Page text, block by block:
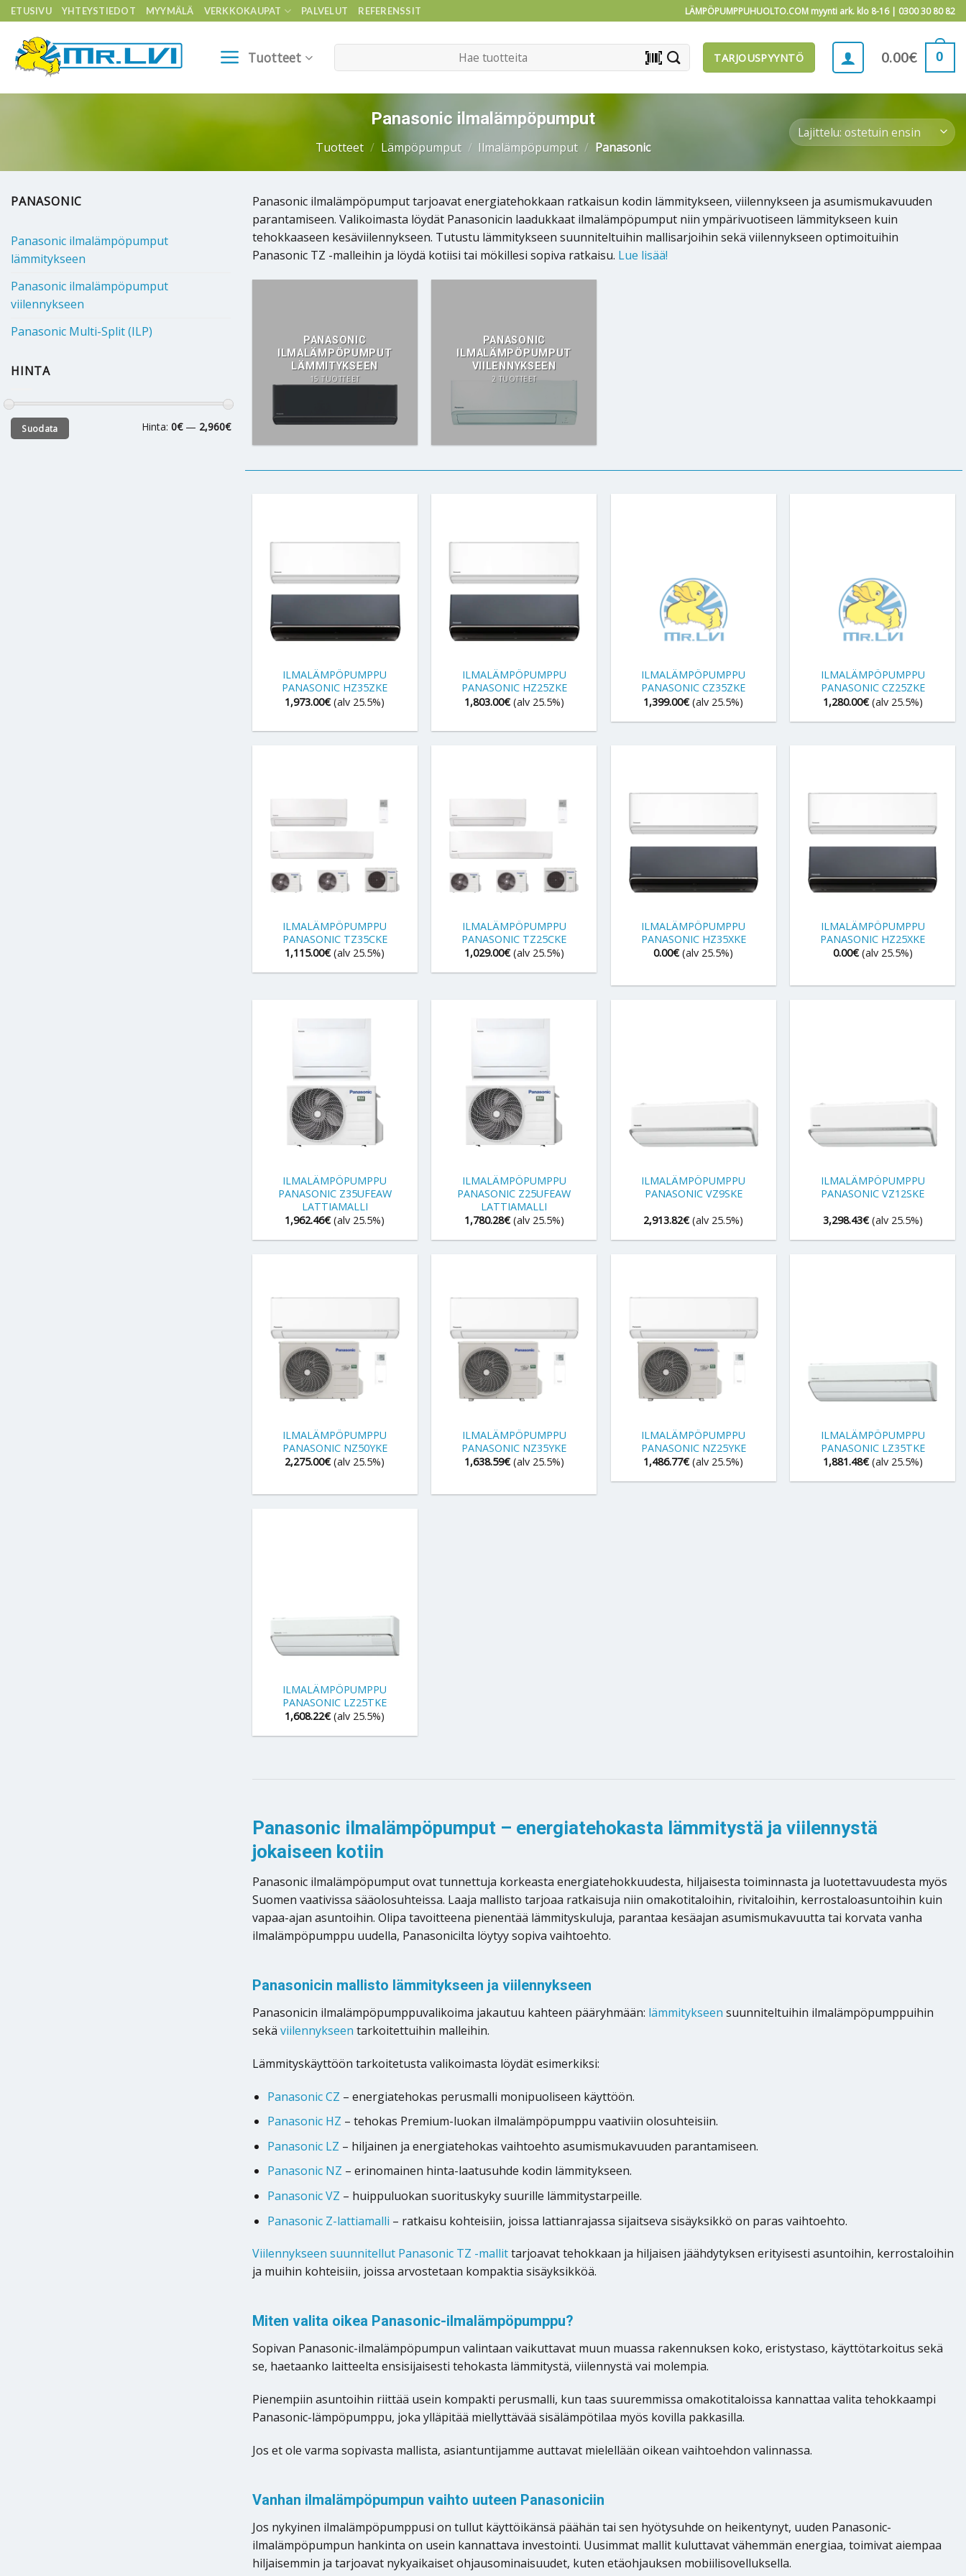
Skip
to
content
ETUSIVU YHTEYSTIEDOT MYYMÄLÄ VERKKOKAUPAT PALVELUT REFERENSSIT LÄMPÖPUMPPUHUOLTO.COM myynti ark. klo 8-16 | 0300 30 80 82
Tuotteet barcode_scanner TARJOUSPYYNTÖ 0.00€ 0
Panasonic ilmalämpöpumput
Tuotteet / Lämpöpumput / Ilmalämpöpumput / Panasonic
PANASONIC
Panasonic ilmalämpöpumput
lämmitykseen
Panasonic ilmalämpöpumput
viilennykseen
Panasonic Multi-Split (ILP)
HINTA
Minimihinta
Maksimihinta
Suodata Hinta: 0€— 2,960€
Panasonic ilmalämpöpumput tarjoavat energiatehokkaan ratkaisun kodin lämmitykseen, viilennykseen ja asumismukavuuden
parantamiseen. Valikoimasta löydät Panasonicin laadukkaat ilmalämpöpumput niin ympärivuotiseen lämmitykseen kuin
tehokkaaseen kesäviilennykseen. Tutustu lämmitykseen suunniteltuihin mallisarjoihin sekä viilennykseen optimoituihin
Panasonic TZ -malleihin ja löydä kotiisi tai mökillesi sopiva ratkaisu. Lue lisää!
PANASONIC
ILMALÄMPÖPUMPUT
LÄMMITYKSEEN
15 TUOTTEET
PANASONIC
ILMALÄMPÖPUMPUT
VIILENNYKSEEN
2 TUOTTEET
ILMALÄMPÖPUMPPU
PANASONIC HZ35ZKE
1,973.00€ (alv 25.5%)
ILMALÄMPÖPUMPPU
PANASONIC HZ25ZKE
1,803.00€ (alv 25.5%)
ILMALÄMPÖPUMPPU
PANASONIC CZ35ZKE
1,399.00€ (alv 25.5%)
ILMALÄMPÖPUMPPU
PANASONIC CZ25ZKE
1,280.00€ (alv 25.5%)
ILMALÄMPÖPUMPPU
PANASONIC TZ35CKE
1,115.00€ (alv 25.5%)
ILMALÄMPÖPUMPPU
PANASONIC TZ25CKE
1,029.00€ (alv 25.5%)
ILMALÄMPÖPUMPPU
PANASONIC HZ35XKE
0.00€ (alv 25.5%)
ILMALÄMPÖPUMPPU
PANASONIC HZ25XKE
0.00€ (alv 25.5%)
ILMALÄMPÖPUMPPU
PANASONIC Z35UFEAW
LATTIAMALLI
1,962.46€ (alv 25.5%)
ILMALÄMPÖPUMPPU
PANASONIC Z25UFEAW
LATTIAMALLI
1,780.28€ (alv 25.5%)
ILMALÄMPÖPUMPPU
PANASONIC VZ9SKE
2,913.82€ (alv 25.5%)
ILMALÄMPÖPUMPPU
PANASONIC VZ12SKE
3,298.43€ (alv 25.5%)
ILMALÄMPÖPUMPPU
PANASONIC NZ50YKE
2,275.00€ (alv 25.5%)
ILMALÄMPÖPUMPPU
PANASONIC NZ35YKE
1,638.59€ (alv 25.5%)
ILMALÄMPÖPUMPPU
PANASONIC NZ25YKE
1,486.77€ (alv 25.5%)
ILMALÄMPÖPUMPPU
PANASONIC LZ35TKE
1,881.48€ (alv 25.5%)
ILMALÄMPÖPUMPPU
PANASONIC LZ25TKE
1,608.22€ (alv 25.5%)
Panasonic ilmalämpöpumput – energiatehokasta lämmitystä ja viilennystä
jokaiseen kotiin
Panasonic ilmalämpöpumput ovat tunnettuja korkeasta energiatehokkuudesta, hiljaisesta toiminnasta ja luotettavuudesta myös
Suomen vaativissa sääolosuhteissa. Laaja mallisto tarjoaa ratkaisuja niin omakotitaloihin, rivitaloihin, kerrostaloasuntoihin kuin
vapaa-ajan asuntoihin. Olipa tavoitteena pienentää lämmityskuluja, parantaa kesäajan asumismukavuutta tai korvata vanha
ilmalämpöpumppu uudella, Panasonicilta löytyy sopiva vaihtoehto.
Panasonicin mallisto lämmitykseen ja viilennykseen
Panasonicin ilmalämpöpumppuvalikoima jakautuu kahteen pääryhmään: lämmitykseen suunniteltuihin ilmalämpöpumppuihin
sekä viilennykseen tarkoitettuihin malleihin.
Lämmityskäyttöön tarkoitetusta valikoimasta löydät esimerkiksi:
Panasonic CZ – energiatehokas perusmalli monipuoliseen käyttöön.
Panasonic HZ – tehokas Premium-luokan ilmalämpöpumppu vaativiin olosuhteisiin.
Panasonic LZ – hiljainen ja energiatehokas vaihtoehto asumismukavuuden parantamiseen.
Panasonic NZ – erinomainen hinta-laatusuhde kodin lämmitykseen.
Panasonic VZ – huippuluokan suorituskyky suurille lämmitystarpeille.
Panasonic Z-lattiamalli – ratkaisu kohteisiin, joissa lattianrajassa sijaitseva sisäyksikkö on paras vaihtoehto.
Viilennykseen suunnitellut Panasonic TZ -mallittarjoavat tehokkaan ja hiljaisen jäähdytyksen erityisesti asuntoihin, kerrostaloihin
ja muihin kohteisiin, joissa arvostetaan kompaktia sisäyksikköä.
Miten valita oikea Panasonic-ilmalämpöpumppu?
Sopivan Panasonic-ilmalämpöpumpun valintaan vaikuttavat muun muassa rakennuksen koko, eristystaso, käyttötarkoitus sekä
se, haetaanko laitteelta ensisijaisesti tehokasta lämmitystä, viilennystä vai molempia.
Pienempiin asuntoihin riittää usein kompakti perusmalli, kun taas suuremmissa omakotitaloissa kannattaa valita tehokkaampi
Panasonic-lämpöpumppu, joka ylläpitää miellyttävää sisälämpötilaa myös kovilla pakkasilla.
Jos et ole varma sopivasta mallista, asiantuntijamme auttavat mielellään oikean vaihtoehdon valinnassa.
Vanhan ilmalämpöpumpun vaihto uuteen Panasoniciin
Jos nykyinen ilmalämpöpumppusi on tullut käyttöikänsä päähän tai sen hyötysuhde on heikentynyt, uuden Panasonic-
ilmalämpöpumpun hankinta on usein kannattava investointi. Uusimmat mallit kuluttavat vähemmän energiaa, toimivat aiempaa
hiljaisemmin ja tarjoavat nykyaikaiset ohjausominaisuudet, kuten etäohjauksen mobiilisovelluksella.